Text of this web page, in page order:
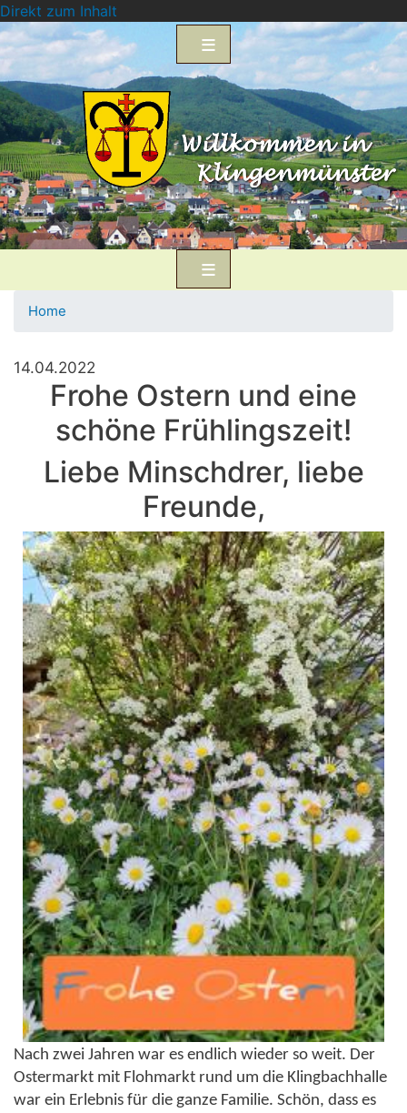
Direkt zum Inhalt
Home
14.04.2022
Frohe Ostern und eine
schöne Frühlingszeit!
Liebe Minschdrer, liebe
Freunde,
Nach zwei Jahren war es endlich wieder so weit. Der
Ostermarkt mit Flohmarkt rund um die Klingbachhalle
war ein Erlebnis für die ganze Familie. Schön, dass es